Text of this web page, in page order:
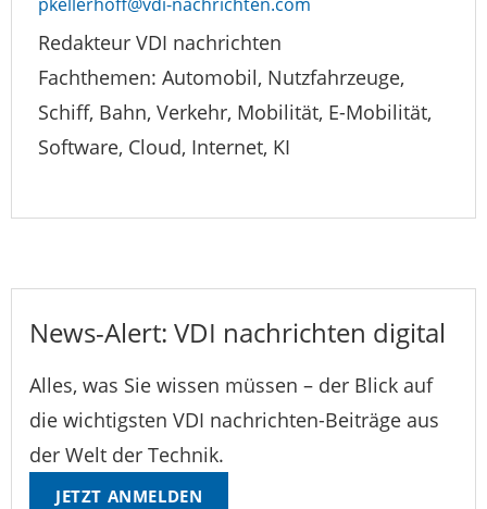
pkellerhoff@vdi-nachrichten.com
Redakteur VDI nachrichten
Fachthemen: Automobil, Nutzfahrzeuge,
Schiff, Bahn, Verkehr, Mobilität, E-Mobilität,
Software, Cloud, Internet, KI
News-Alert: VDI nachrichten digital
Alles, was Sie wissen müssen – der Blick auf
die wichtigsten VDI nachrichten-Beiträge aus
der Welt der Technik.
JETZT ANMELDEN